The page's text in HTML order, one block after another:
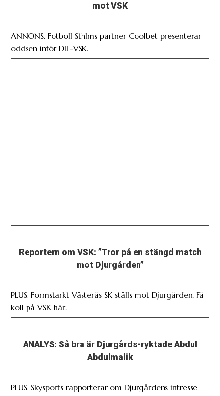
mot VSK
ANNONS. Fotboll Sthlms partner Coolbet presenterar
oddsen inför DIF-VSK.
Reportern om VSK: ”Tror på en stängd match
mot Djurgården”
PLUS. Formstarkt Västerås SK ställs mot Djurgården. Få
koll på VSK här.
ANALYS: Så bra är Djurgårds-ryktade Abdul
Abdulmalik
PLUS. Skysports rapporterar om Djurgårdens intresse